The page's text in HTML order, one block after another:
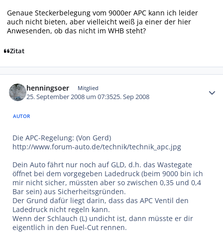
Genaue Steckerbelegung vom 9000er APC kann ich leider
auch nicht bieten, aber vielleicht weiß ja einer der hier
Anwesenden, ob das nicht im WHB steht?
Zitat
henningsoer Mitglied
25. September 2008 um 07:3525. Sep 2008
AUTOR
Die APC-Regelung: (Von Gerd)
http://www.forum-auto.de/technik/technik_apc.jpg
Dein Auto fährt nur noch auf GLD, d.h. das Wastegate
öffnet bei dem vorgegeben Ladedruck (beim 9000 bin ich
mir nicht sicher, müssten aber so zwischen 0,35 und 0,4
Bar sein) aus Sicherheitsgründen.
Der Grund dafür liegt darin, dass das APC Ventil den
Ladedruck nicht regeln kann.
Wenn der Schlauch (L) undicht ist, dann müsste er dir
eigentlich in den Fuel-Cut rennen.